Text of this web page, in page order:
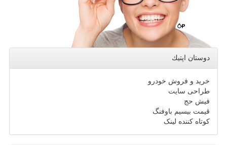
دوستان اپتیك
خرید و فروش خودرو
طراحی سایت
فیش حج
قیمت بیسیم باوفنگ
کوتاه کننده لینک